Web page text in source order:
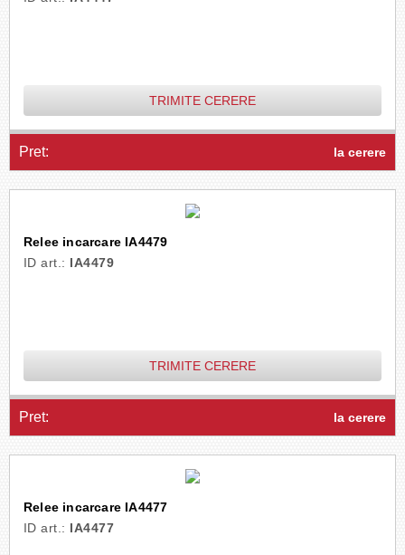
TRIMITE CERERE
Pret: la cerere
Relee incarcare IA4479
ID art.: IA4479
TRIMITE CERERE
Pret: la cerere
Relee incarcare IA4477
ID art.: IA4477